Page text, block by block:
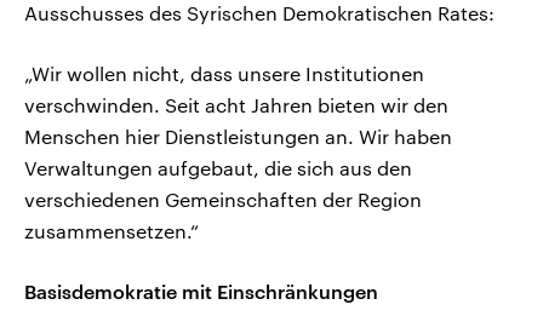
Ausschusses des Syrischen Demokratischen Rates:
„Wir wollen nicht, dass unsere Institutionen
verschwinden. Seit acht Jahren bieten wir den
Menschen hier Dienstleistungen an. Wir haben
Verwaltungen aufgebaut, die sich aus den
verschiedenen Gemeinschaften der Region
zusammensetzen.“
Basisdemokratie mit Einschränkungen